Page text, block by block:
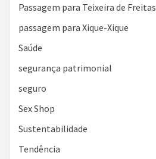
Passagem para Teixeira de Freitas
passagem para Xique-Xique
Saúde
segurança patrimonial
seguro
Sex Shop
Sustentabilidade
Tendência